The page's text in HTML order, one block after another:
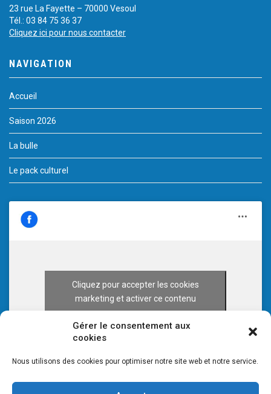
Gérer le consentement aux
cookies
Nous utilisons des cookies pour optimiser notre site web et notre service.
23 rue La Fayette – 70000 Vesoul
Tél.: 03 84 75 36 37
Cliquez ici pour nous contacter
NAVIGATION
Accueil
Saison 2026
La bulle
Le pack culturel
Cliquez pour accepter les cookies
marketing et activer ce contenu